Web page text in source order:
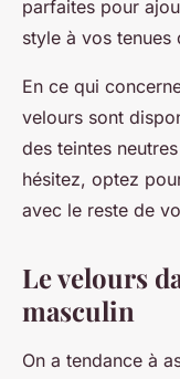
parfaites pour
style à vos tenues
En ce qui
velours sont
des teintes
hésitez, optez
avec le reste de
Le velours
masculin
On a tendance à